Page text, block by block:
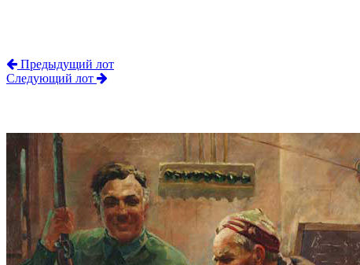
Предыдущий лот
Следующий лот